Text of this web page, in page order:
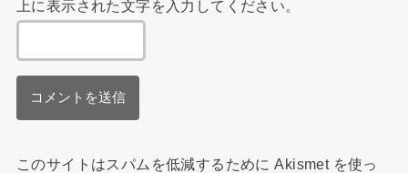
上に表示された文字を入力してください。
このサイトはスパムを低減するために Akismet を使っ